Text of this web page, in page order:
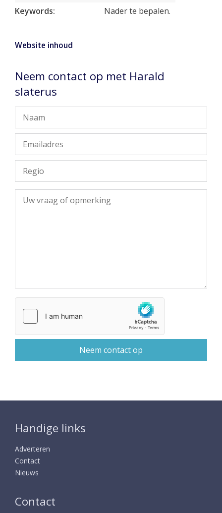
Keywords: Nader te bepalen.
Website inhoud
Neem contact op met Harald
slaterus
Handige links
Adverteren
Contact
Nieuws
Contact